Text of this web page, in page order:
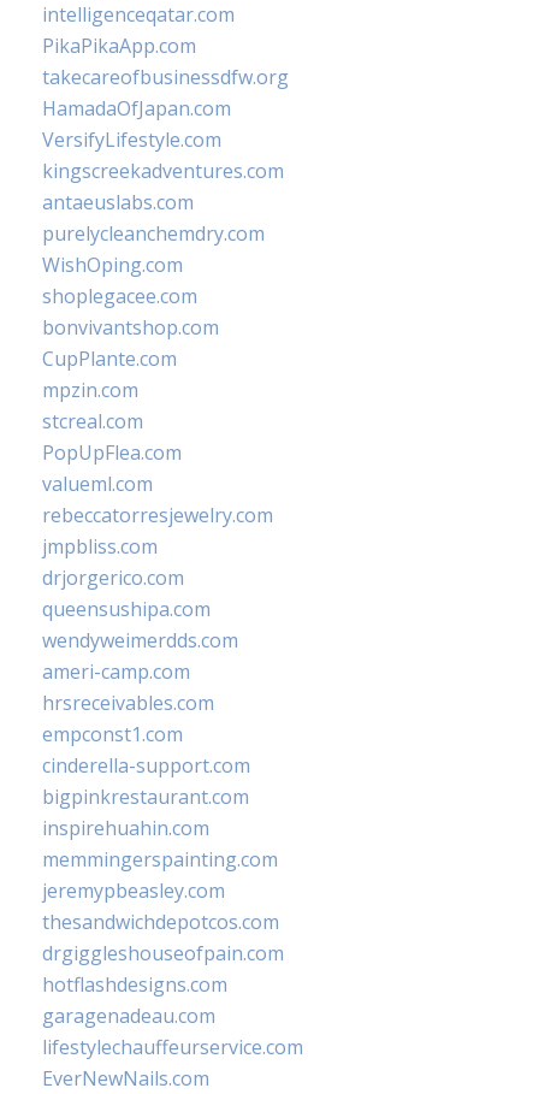
intelligenceqatar.com
PikaPikaApp.com
takecareofbusinessdfw.org
HamadaOfJapan.com
VersifyLifestyle.com
kingscreekadventures.com
antaeuslabs.com
purelycleanchemdry.com
WishOping.com
shoplegacee.com
bonvivantshop.com
CupPlante.com
mpzin.com
stcreal.com
PopUpFlea.com
valueml.com
rebeccatorresjewelry.com
jmpbliss.com
drjorgerico.com
queensushipa.com
wendyweimerdds.com
ameri-camp.com
hrsreceivables.com
empconst1.com
cinderella-support.com
bigpinkrestaurant.com
inspirehuahin.com
memmingerspainting.com
jeremypbeasley.com
thesandwichdepotcos.com
drgiggleshouseofpain.com
hotflashdesigns.com
garagenadeau.com
lifestylechauffeurservice.com
EverNewNails.com